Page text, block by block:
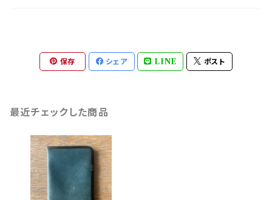
保存 シェア LINE ポスト
最近チェックした商品